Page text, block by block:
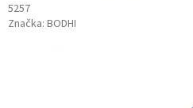
5257
Značka: BODHI